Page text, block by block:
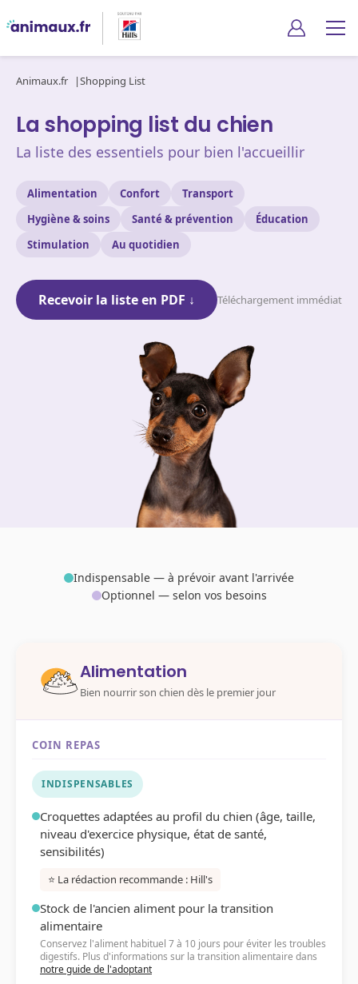
Animaux.fr Shopping List
La shopping list du chien
La liste des essentiels pour bien l'accueillir
Alimentation Confort
Transport
Hygiène & soins
Santé & prévention
Éducation
Stimulation
Au quotidien
Recevoir la liste en PDF ↓ Téléchargement immédiat
Indispensable — à prévoir avant l'arrivée
Optionnel — selon vos besoins
Alimentation
Bien nourrir son chien dès le premier jour
COIN REPAS
INDISPENSABLES
Croquettes adaptées au profil du chien (âge, taille,
niveau d'exercice physique, état de santé,
sensibilités)
⭐ La rédaction recommande : Hill's
Stock de l'ancien aliment pour la transition
alimentaire
Conservez l'aliment habituel 7 à 10 jours pour éviter les troubles
digestifs. Plus d'informations sur la transition alimentaire dans
notre guide de l'adoptant